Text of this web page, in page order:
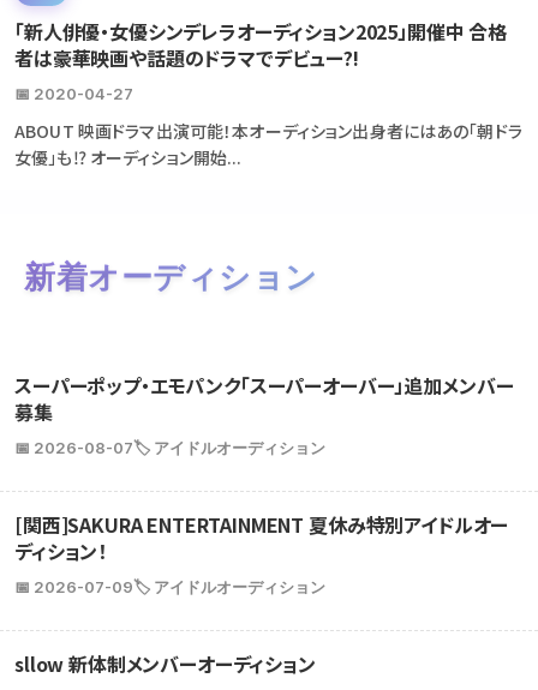
「新人俳優・女優シンデレラオーディション2025」開催中 合格
者は豪華映画や話題のドラマでデビュー?!
📅 2020-04-27
ABOUT 映画ドラマ出演可能！本オーディション出身者にはあの「朝ドラ
女優」も⁉ オーディション開始...
新着オーディション
スーパーポップ・エモパンク「スーパーオーバー」追加メンバー
募集
📅 2026-08-07🏷️ アイドルオーディション
[関西]SAKURA ENTERTAINMENT 夏休み特別アイドルオー
ディション！
📅 2026-07-09🏷️ アイドルオーディション
sllow 新体制メンバーオーディション